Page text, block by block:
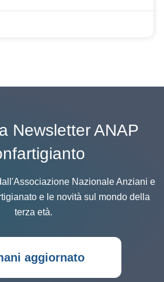
Newsletter ANAP
Nazionale Anziani e
e le novità sul mondo della
terza età.
aggiornato